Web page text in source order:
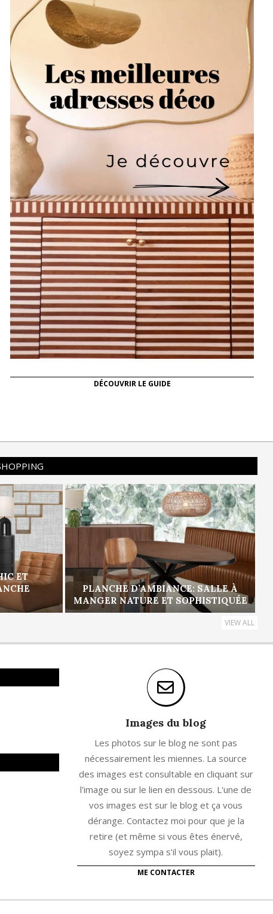
DÉCOUVRIR LE GUIDE
ET
PLANCHE D’AMBIANCE: SALLE À
MANGER NATURE ET SOPHISTIQUÉE
VIEW ALL
Images du blog
Les photos sur le blog ne sont pas
nécessairement les miennes. La source
des images est consultable en cliquant sur
l'image ou sur le lien en dessous. L'une de
vos images est sur le blog et ça vous
dérange. Contactez moi pour que je la
retire (et même si vous êtes énervé,
soyez sympa s'il vous plait).
ME CONTACTER